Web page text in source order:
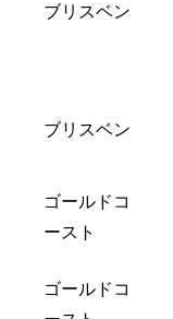
ブリスベン
ブリスベン
ゴールドコ
ースト
ゴールドコ